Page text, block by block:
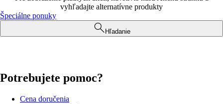
vyhľadajte alternatívne produkty
Špeciálne ponuky
Hľadanie
Potrebujete pomoc?
Cena doručenia